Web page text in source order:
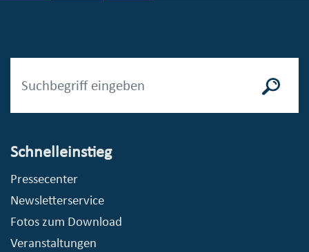
Schnelleinstieg
Pressecenter
Newsletterservice
Fotos zum Download
Veranstaltungen